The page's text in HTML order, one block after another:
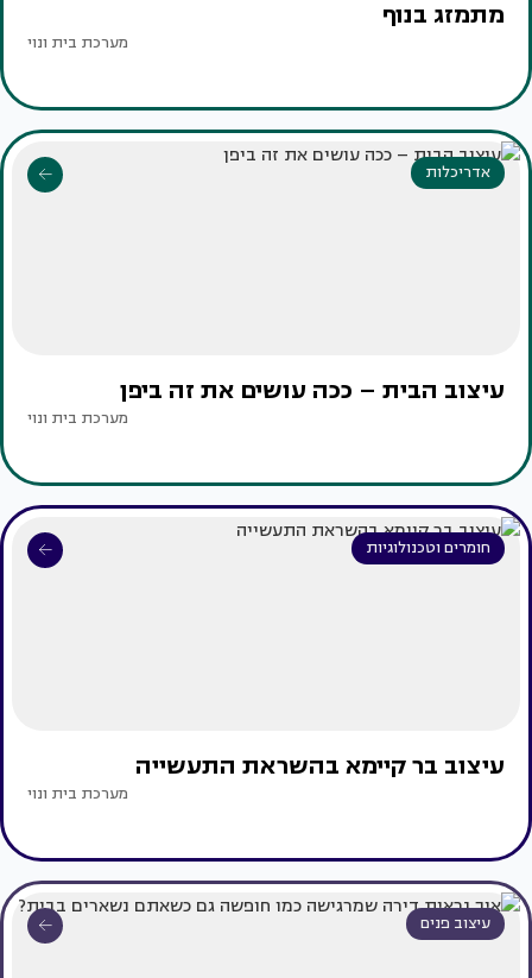
מתמזג בנוף
מערכת בית ונוי
אדריכלות
עיצוב הבית – ככה עושים את זה ביפן
מערכת בית ונוי
חומרים וטכנולוגיות
עיצוב בר קיימא בהשראת התעשייה
מערכת בית ונוי
עיצוב פנים